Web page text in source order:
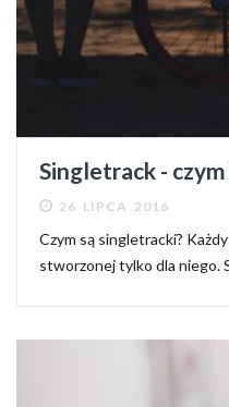
Singletrack -
26 LIPCA 2016
Czym są singletracki?
stworzonej tylko dla niego.